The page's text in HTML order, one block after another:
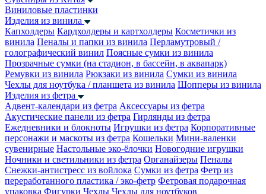
Виниловые пластинки
Изделия из винила
Капхолдеры Кардхолдеры и картхолдеры Косметички из
винила Пеналы и папки из винила Перламутровый /
голографический винил Поясные сумки из винила
Прозрачные сумки (на стадион, в бассейн, в аквапарк)
Ремувки из винила Рюкзаки из винила Сумки из винила
Чехлы для ноутбука / планшета из винила Шопперы из винила
Изделия из фетра
Адвент-календари из фетра Аксессуары из фетра
Акустические панели из фетра Гирлянды из фетра
Ежедневники и блокноты Игрушки из фетра Корпоративные
персонажи и маскоты из фетра Кошельки Мини-валенки
сувенирные Настольные эко-ёлочки Новогодние игрушки
Ночники и светильники из фетра Органайзеры Пеналы
Снежки-антистресс из войлока Сумки из фетра Фетр из
переработанного пластика / эко-фетр Фетровая подарочная
упаковка Фигурки Чехлы Чехлы для ноутбуков